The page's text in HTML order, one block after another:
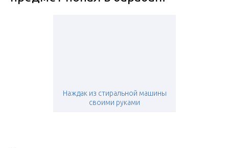
Наждак из стиральной машины
своими руками